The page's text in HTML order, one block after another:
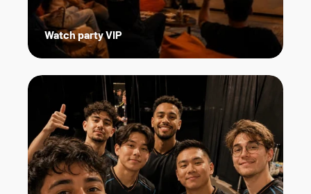
Watch party VIP